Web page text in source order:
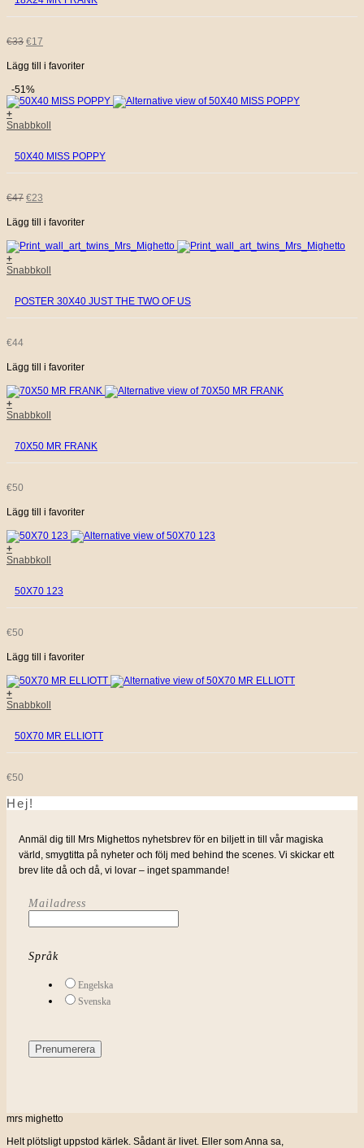
€33 DET
URSPRUNGLIGA
PRISET
VAR:
€33.
€17
NUVARANDE
PRISET
ÄR:
€17.
Lägg till i favoriter
-51%
+
Snabbkoll
50X40 MISS POPPY
€47 DET
URSPRUNGLIGA
€23
NUVARANDE
Lägg till i favoriter
+
Snabbkoll
POSTER 30X40 JUST THE TWO OF US
€44
Lägg till i favoriter
+
Snabbkoll
70X50 MR FRANK
€50
Lägg till i favoriter
+
Snabbkoll
50X70 123
€50
Lägg till i favoriter
+
Snabbkoll
50X70 MR ELLIOTT
€50
Hej!
Anmäl dig till Mrs Mighettos nyhetsbrev för en biljett in till vår magiska
värld, smygtitta på nyheter och följ med behind the scenes. Vi skickar ett
brev lite då och då, vi lovar – inget spammande!
Mailadress
Språk
Engelska
Svenska
mrs mighetto
Helt plötsligt uppstod kärlek. Sådant är livet. Eller som Anna sa,